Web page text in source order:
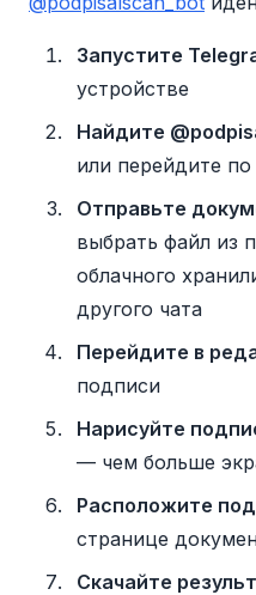
Запустите
устройстве
Найдите
или перейдите по
Отправьте
выбрать файл из
облачного
другого чата
Перейдите в
подписи
Нарисуйте
— чем больше
Расположите
странице
Скачайте